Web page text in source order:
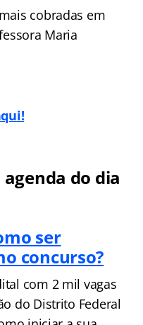
cobradas em
Maria
do dia
ser
concurso?
com 2 mil vagas
do Distrito Federal